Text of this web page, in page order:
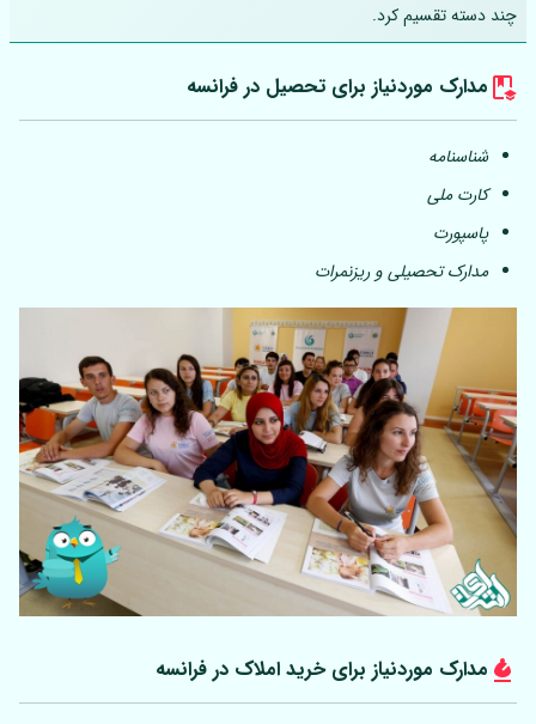
چند دسته تقسیم کرد.
مدارک موردنیاز برای تحصیل در فرانسه
شناسنامه
کارت ملی
پاسپورت
مدارک تحصیلی و ریزنمرات
مدارک موردنیاز برای خرید املاک در فرانسه